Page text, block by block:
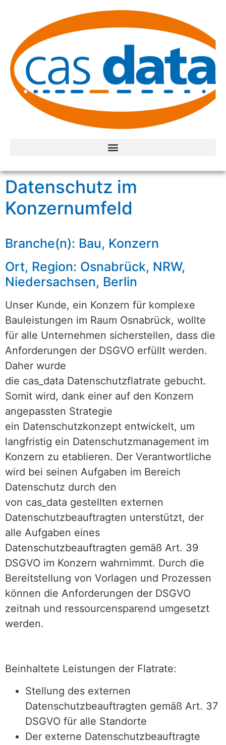
Datenschutz im
Konzernumfeld
Branche(n): Bau, Konzern
Ort, Region: Osnabrück, NRW,
Niedersachsen, Berlin
Unser Kunde, ein Konzern für komplexe
Bauleistungen im Raum Osnabrück, wollte
für alle Unternehmen sicherstellen, dass die
Anforderungen der DSGVO erfüllt werden.
Daher wurde
die cas_data Datenschutzflatrate gebucht.
Somit wird, dank einer auf den Konzern
angepassten Strategie
ein Datenschutzkonzept entwickelt, um
langfristig ein Datenschutzmanagement im
Konzern zu etablieren. Der Verantwortliche
wird bei seinen Aufgaben im Bereich
Datenschutz durch den
von cas_data gestellten externen
Datenschutzbeauftragten unterstützt, der
alle Aufgaben eines
Datenschutzbeauftragten gemäß Art. 39
DSGVO im Konzern wahrnimmt. Durch die
Bereitstellung von Vorlagen und Prozessen
können die Anforderungen der DSGVO
zeitnah und ressourcensparend umgesetzt
werden.
Beinhaltete Leistungen der Flatrate:
Stellung des externen
Datenschutzbeauftragten gemäß Art. 37
DSGVO für alle Standorte
Der externe Datenschutzbeauftragte